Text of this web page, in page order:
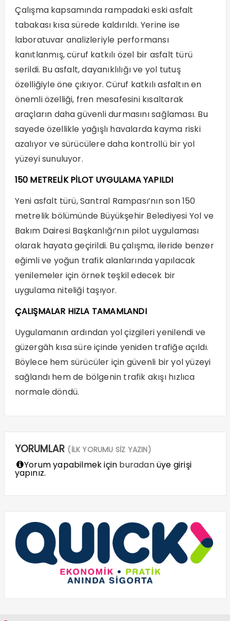
Çalışma kapsamında rampadaki eski asfalt
tabakası kısa sürede kaldırıldı. Yerine ise
laboratuvar analizleriyle performansı
kanıtlanmış, cüruf katkılı özel bir asfalt türü
serildi. Bu asfalt, dayanıklılığı ve yol tutuş
özelliğiyle öne çıkıyor. Cüruf katkılı asfaltın en
önemli özelliği, fren mesafesini kısaltarak
araçların daha güvenli durmasını sağlaması. Bu
sayede özellikle yağışlı havalarda kayma riski
azalıyor ve sürücülere daha kontrollü bir yol
yüzeyi sunuluyor.
150 METRELİK PİLOT UYGULAMA YAPILDI
Yeni asfalt türü, Santral Rampası’nın son 150
metrelik bölümünde Büyükşehir Belediyesi Yol ve
Bakım Dairesi Başkanlığı’nın pilot uygulaması
olarak hayata geçirildi. Bu çalışma, ileride benzer
eğimli ve yoğun trafik alanlarında yapılacak
yenilemeler için örnek teşkil edecek bir
uygulama niteliği taşıyor.
ÇALIŞMALAR HIZLA TAMAMLANDI
Uygulamanın ardından yol çizgileri yenilendi ve
güzergâh kısa süre içinde yeniden trafiğe açıldı.
Böylece hem sürücüler için güvenli bir yol yüzeyi
sağlandı hem de bölgenin trafik akışı hızlıca
normale döndü.
YORUMLAR (İLK YORUMU SİZ YAZIN)
Yorum yapabilmek için buradanüye girişi
yapınız.